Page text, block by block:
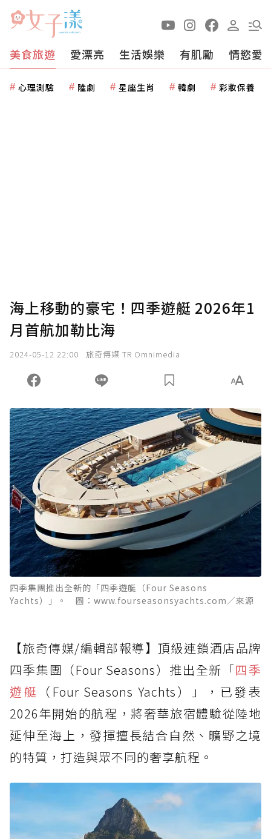
美食旅遊 愛漂亮 生活娛樂 有肌勵 情慾愛
心理測驗 陸劇 星座生肖 韓劇 彩妝保養
海上移動的豪宅！四季遊艇 2026年1
月首航加勒比海
2024-05-12 22:00 旅奇傳媒 TR Omnimedia
四季集團推出全新的「四季遊艇（Four Seasons
Yachts）」。 圖：www.fourseasonsyachts.com／來源
【旅奇傳媒/編輯部報導】頂級連鎖酒店品牌
四季集團（Four Seasons）推出全新「四季
遊艇
（Four Seasons Yachts）」，已發表
2026年開始的航程，將奢華旅宿體驗從陸地
延伸至海上，發揮擅長結合自然、曠野之境
的特質，打造與眾不同的奢享航程。